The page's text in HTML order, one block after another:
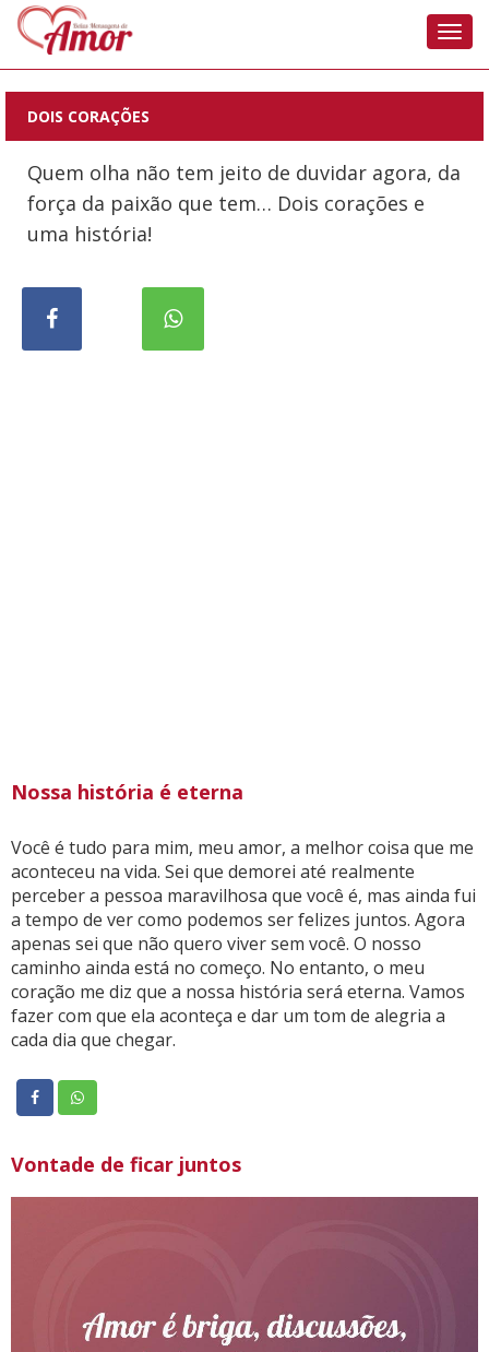
DOIS CORAÇÕES
Quem olha não tem jeito de duvidar agora, da
força da paixão que tem… Dois corações e
uma história!
Nossa história é eterna
Você é tudo para mim, meu amor, a melhor coisa que me
aconteceu na vida. Sei que demorei até realmente
perceber a pessoa maravilhosa que você é, mas ainda fui
a tempo de ver como podemos ser felizes juntos. Agora
apenas sei que não quero viver sem você. O nosso
caminho ainda está no começo. No entanto, o meu
coração me diz que a nossa história será eterna. Vamos
fazer com que ela aconteça e dar um tom de alegria a
cada dia que chegar.
Vontade de ficar juntos